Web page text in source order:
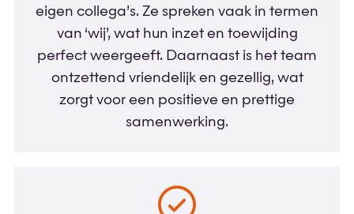
eigen collega’s. Ze spreken vaak in termen
van ‘wij’, wat hun inzet en toewijding
perfect weergeeft. Daarnaast is het team
ontzettend vriendelijk en gezellig, wat
zorgt voor een positieve en prettige
samenwerking.